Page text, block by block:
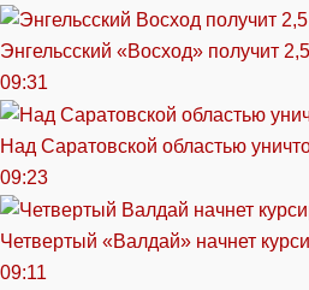
Энгельсский «Восход» получит
09:31
Над Саратовской областью
09:23
Четвертый «Валдай» начнет
09:11